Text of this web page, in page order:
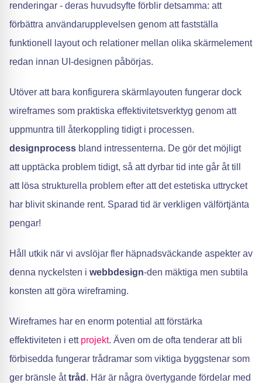
renderingar - deras huvudsyfte förblir detsamma: att
förbättra användarupplevelsen genom att fastställa
funktionell layout och relationer mellan olika skärmelement
redan innan UI-designen påbörjas.
Utöver att bara konfigurera skärmlayouten fungerar dock
wireframes som praktiska effektivitetsverktyg genom att
uppmuntra till återkoppling tidigt i processen.
designprocess bland intressenterna. De gör det möjligt
att upptäcka problem tidigt, så att dyrbar tid inte går åt till
att lösa strukturella problem efter att det estetiska uttrycket
har blivit skinande rent. Sparad tid är verkligen välförtjänta
pengar!
Håll utkik när vi avslöjar fler häpnadsväckande aspekter av
denna nyckelsten i webbdesign-den mäktiga men subtila
konsten att göra wireframing.
Wireframes har en enorm potential att förstärka
effektiviteten i ett projekt. Även om de ofta tenderar att bli
förbisedda fungerar trådramar som viktiga byggstenar som
ger bränsle åttråd . Här är några övertygande fördelar med